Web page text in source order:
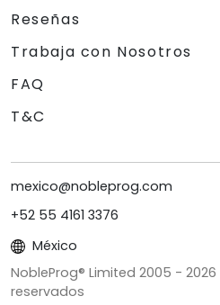
Reseñas
Trabaja con Nosotros
FAQ
T&C
mexico@nobleprog.com
+52 55 4161 3376
México
NobleProg® Limited 2005 - 2026
reservados